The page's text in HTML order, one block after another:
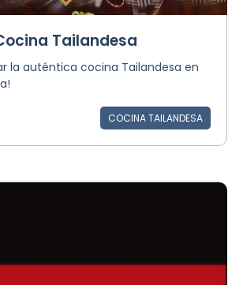
Tailandesa
la auténtica cocina Tailandesa en
COCINA TAILANDESA